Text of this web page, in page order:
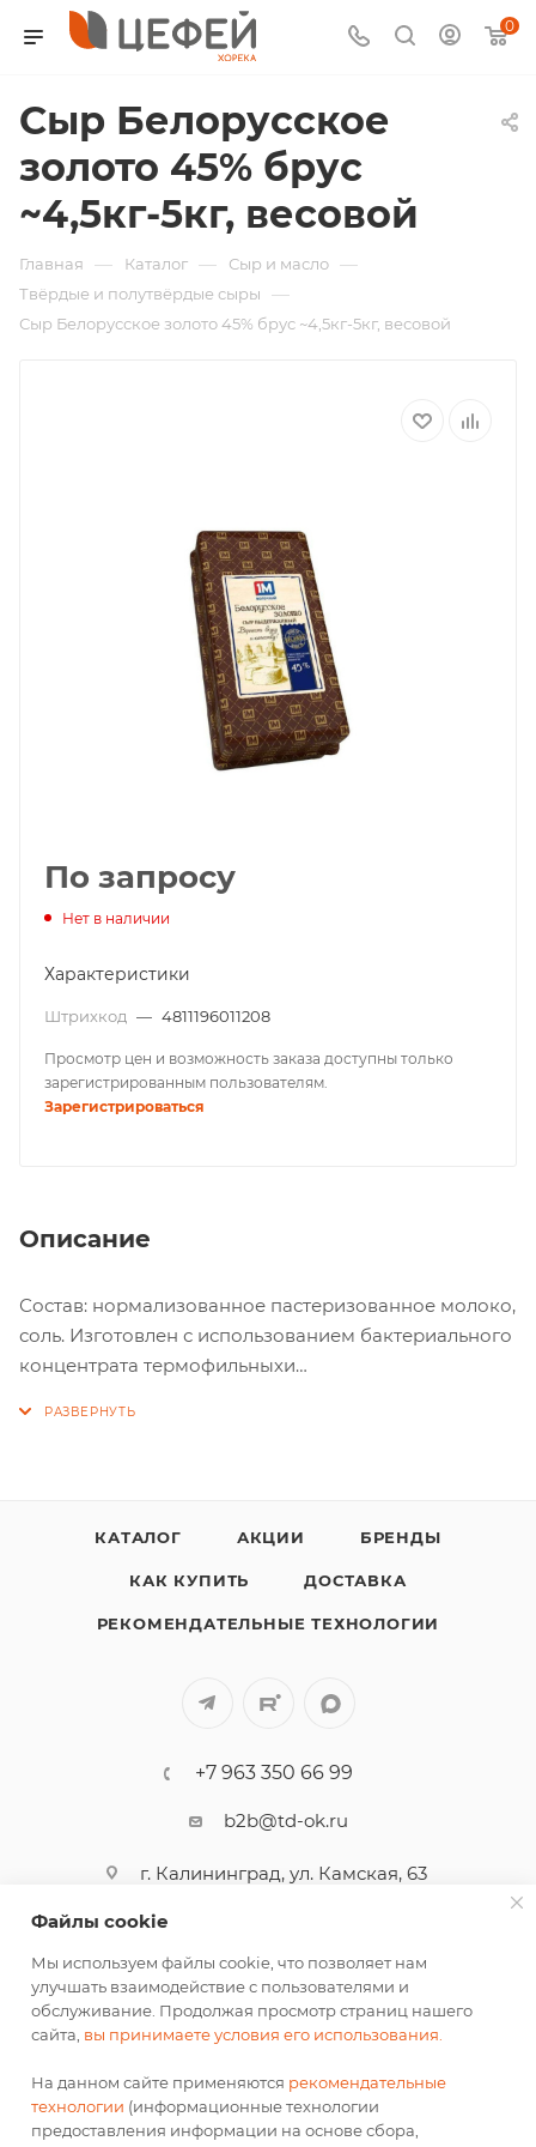
0
Сыр Белорусское
золото 45% брус
~4,5кг-5кг, весовой
Главная — Каталог — Сыр и масло —
Твёрдые и полутвёрдые сыры —
Сыр Белорусское золото 45% брус ~4,5кг-5кг, весовой
По запросу
Нет в наличии
Характеристики
Штрихкод — 4811196011208
Просмотр цен и возможность заказа доступны только
зарегистрированным пользователям.
Зарегистрироваться
Описание
Состав: нормализованное пастеризованное молоко,
соль. Изготовлен с использованием бактериального
концентрата термофильныхи
Пищевая ценность на 100г продукта: белки - 24,9г.;
жиры - 26,5г.
ккал/1370,0 кДж
Срок годности: 180 суток от 0 до +4С° и
КАТАЛОГ АКЦИИ БРЕНДЫ
КАК КУПИТЬ ДОСТАВКА
РЕКОМЕНДАТЕЛЬНЫЕ ТЕХНОЛОГИИ
+7 963 350 66 99
b2b@td-ok.ru
г. Калининград, ул. Камская, 63
СОГЛАСИЕ НА ОБРАБОТКУ ПЕРСОНАЛЬНЫХ ДАННЫХ
ЦЕФЕЙ ХОРЕКА 2026 © ИП Иванов Олег Николаевич
Файлы cookie
Мы используем файлы cookie, что позволяет нам
улучшать взаимодействие с пользователями и
обслуживание. Продолжая просмотр страниц нашего
сайта, вы принимаете условия его использования.
На данном сайте применяются рекомендательные
технологии (информационные технологии
предоставления информации на основе сбора,